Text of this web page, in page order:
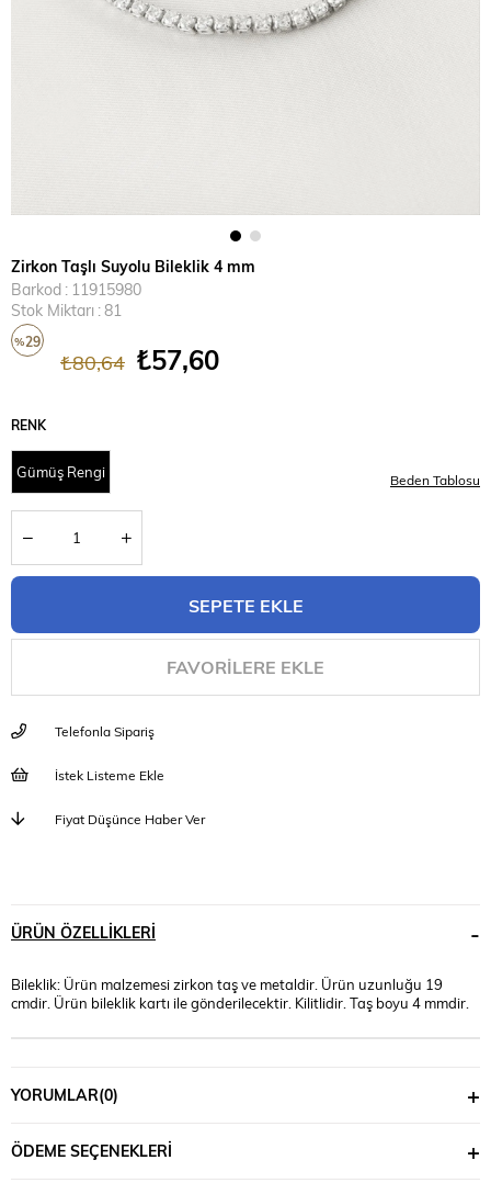
Zirkon Taşlı Suyolu Bileklik 4 mm
Barkod : 11915980
Stok Miktarı :81
%29
₺80,64 ₺57,60
RENK
Gümüş Rengi Beden Tablosu
FAVORILERE EKLE
Telefonla Sipariş
İstek Listeme Ekle
Fiyat Düşünce Haber Ver
ÜRÜN ÖZELLIKLERI
Bileklik: Ürün malzemesi zirkon taş ve metaldir. Ürün uzunluğu 19
cmdir. Ürün bileklik kartı ile gönderilecektir. Kilitlidir. Taş boyu 4 mmdir.
YORUMLAR(0)
ÖDEME SEÇENEKLERI